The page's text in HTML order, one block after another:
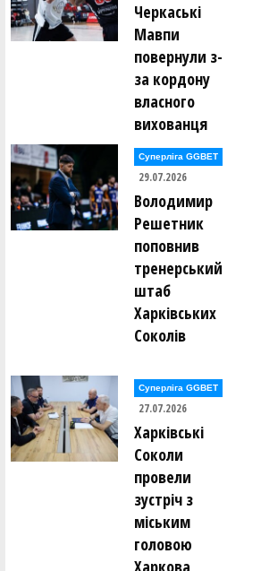
Черкаські
Мавпи
повернули з-
за кордону
власного
вихованця
Суперліга GGBET
29.07.2026
Володимир
Решетник
поповнив
тренерський
штаб
Харківських
Соколів
Суперліга GGBET
27.07.2026
Харківські
Соколи
провели
зустріч з
міським
головою
Харкова